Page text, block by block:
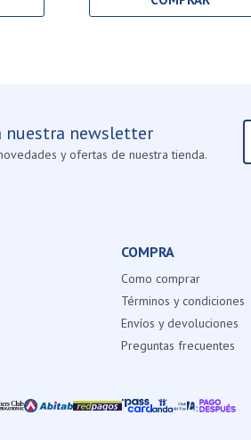
nuestra newsletter
y ofertas de nuestra tienda.
COMPRA
Como comprar
Términos y condiciones
Envíos y devoluciones
Preguntas frecuentes